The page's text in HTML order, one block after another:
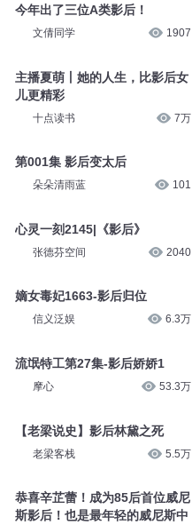
今年出了三位A类影后！
文倩同学 1907
主播夏萌丨她的人生，比影后女
儿更精彩
十点读书 7万
第001集 影后变太后
朵朵清雨蓝 101
心灵一刻2145|《影后》
张德芬空间 2040
嫡女毒妃1663-影后归位
信义泛娱 6.3万
流氓特工第27集-影后娇娇1
摩心 53.3万
【老梁说史】影后林黛之死
老梁客栈 5.5万
恭喜辛芷蕾！成为85后首位威尼
斯影后！也是最年轻的威尼斯中